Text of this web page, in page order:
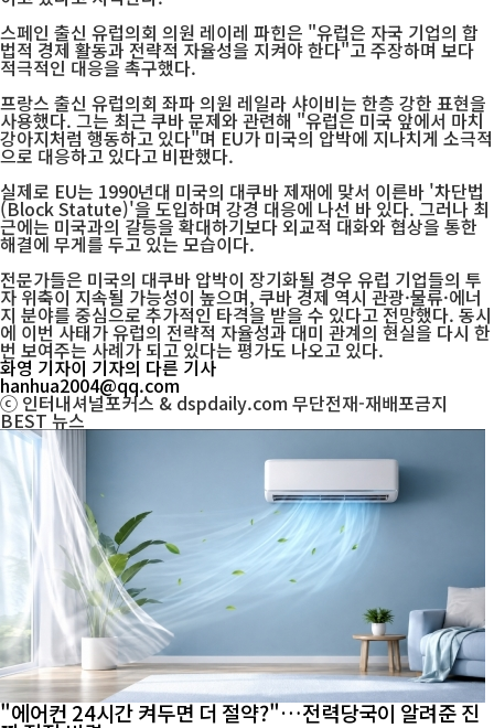
스페인 출신 유럽의회 의원 레이레 파힌은 "유럽은 자국 기업의 합
법적 경제 활동과 전략적 자율성을 지켜야 한다"고 주장하며 보다
적극적인 대응을 촉구했다.
프랑스 출신 유럽의회 좌파 의원 레일라 샤이비는 한층 강한 표현을
사용했다. 그는 최근 쿠바 문제와 관련해 "유럽은 미국 앞에서 마치
강아지처럼 행동하고 있다"며 EU가 미국의 압박에 지나치게 소극적
으로 대응하고 있다고 비판했다.
실제로 EU는 1990년대 미국의 대쿠바 제재에 맞서 이른바 '차단법
(Block Statute)'을 도입하며 강경 대응에 나선 바 있다. 그러나 최
근에는 미국과의 갈등을 확대하기보다 외교적 대화와 협상을 통한
해결에 무게를 두고 있는 모습이다.
전문가들은 미국의 대쿠바 압박이 장기화될 경우 유럽 기업들의 투
자 위축이 지속될 가능성이 높으며, 쿠바 경제 역시 관광·물류·에너
지 분야를 중심으로 추가적인 타격을 받을 수 있다고 전망했다. 동시
에 이번 사태가 유럽의 전략적 자율성과 대미 관계의 현실을 다시 한
번 보여주는 사례가 되고 있다는 평가도 나오고 있다.
화영 기자이 기자의 다른 기사
hanhua2004@qq.com
ⓒ 인터내셔널포커스 & dspdaily.com 무단전재-재배포금지
BEST뉴스
"에어컨 24시간 켜두면 더 절약?"…전력당국이 알려준 진